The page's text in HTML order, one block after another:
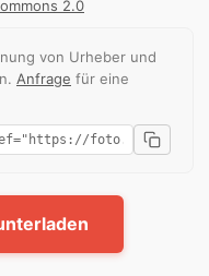
2.0
von Urheber und
Anfrage für eine